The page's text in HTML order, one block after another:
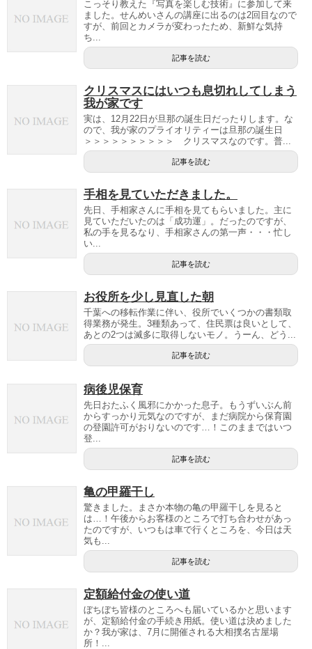
こっそり教えた『写真を楽しむ技術』に参加して来
ました。せんめいさんの講座に出るのは2回目なので
すが、前回とカメラが変わったため、新鮮な気持
ち...
記事を読む
クリスマスにはいつも息切れしてしまう
我が家です
実は、12月22日が旦那の誕生日だったりします。な
ので、我が家のプライオリティーは旦那の誕生日
＞＞＞＞＞＞＞＞＞＞ クリスマスなのです。普...
記事を読む
手相を見ていただきました。
先日、手相家さんに手相を見てもらいました。主に
見ていただいたのは「成功運」。だったのですが、
私の手を見るなり、手相家さんの第一声・・・忙し
い...
記事を読む
お役所を少し見直した朝
千葉への移転作業に伴い、役所でいくつかの書類取
得業務が発生。3種類あって、住民票は良いとして、
あとの2つは滅多に取得しないモノ。うーん、どう...
記事を読む
病後児保育
先日おたふく風邪にかかった息子。もうずいぶん前
からすっかり元気なのですが、まだ病院から保育園
の登園許可がおりないのです…！このままではいつ
登...
記事を読む
亀の甲羅干し
驚きました。まさか本物の亀の甲羅干しを見ると
は…！午後からお客様のところで打ち合わせがあっ
たのですが、いつもは車で行くところを、今日は天
気も...
記事を読む
定額給付金の使い道
ぼちぼち皆様のところへも届いているかと思います
が、定額給付金の手続き用紙。使い道は決めました
か？我が家は、7月に開催される大相撲名古屋場
所！...